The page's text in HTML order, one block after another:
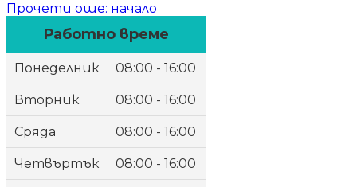
Прочети още: начало
Работно време
Понеделник 08:00 - 16:00
Вторник 08:00 - 16:00
Сряда 08:00 - 16:00
Четвъртък 08:00 - 16:00